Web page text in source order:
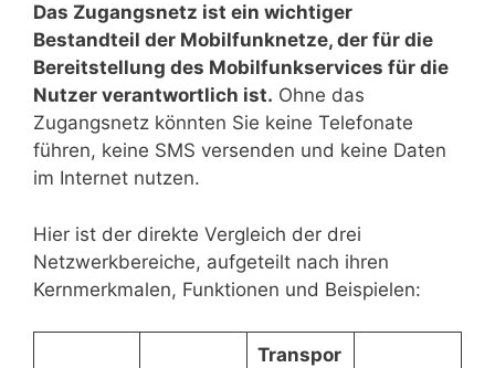
Das Zugangsnetz ist ein wichtiger
Bestandteil der Mobilfunknetze, der für die
Bereitstellung des Mobilfunkservices für die
Nutzer verantwortlich ist. Ohne das
Zugangsnetz könnten Sie keine Telefonate
führen, keine SMS versenden und keine Daten
im Internet nutzen.
Hier ist der direkte Vergleich der drei
Netzwerkbereiche, aufgeteilt nach ihren
Kernmerkmalen, Funktionen und Beispielen:
Transpor